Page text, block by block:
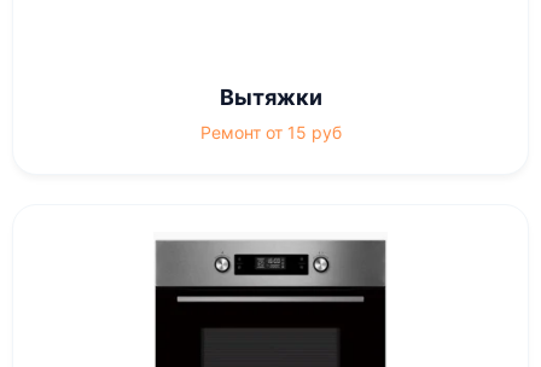
Вытяжки
Ремонт от 15 руб